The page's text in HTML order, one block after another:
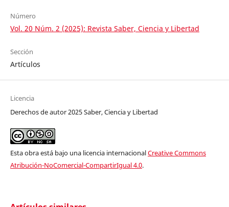
Número
Vol. 20 Núm. 2 (2025): Revista Saber, Ciencia y Libertad
Sección
Artículos
Licencia
Derechos de autor 2025 Saber, Ciencia y Libertad
Esta obra está bajo una licencia internacionalCreative Commons
Atribución-NoComercial-CompartirIgual 4.0.